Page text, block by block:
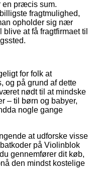
en præcis sum.
fragtmulighed,
opholder sig nær
at få fragtfirmaet til
for folk at
og på grund af dette
nødt til at mindske
– til børn og babyer,
nogle gange
at udforske visse
på Violinblok
gennemfører dit køb,
den mindst kostelige